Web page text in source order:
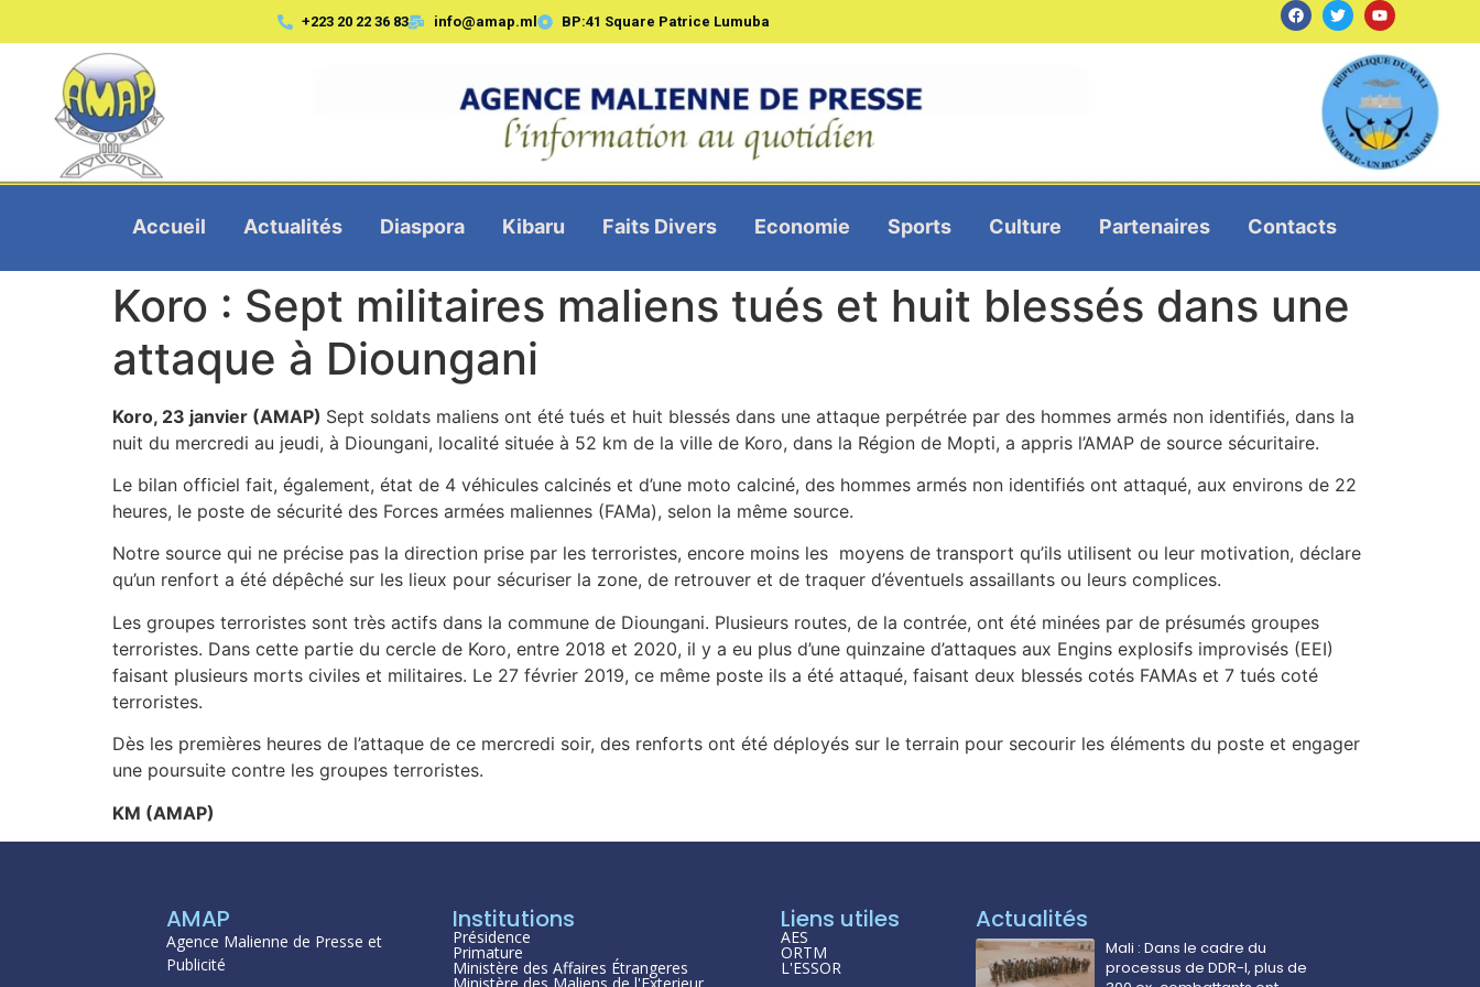
+223 20 22 36 83 info@amap.ml BP:41 Square Patrice Lumuba
Accueil Actualités Diaspora Kibaru Faits Divers Economie Sports Culture Partenaires Contacts
Koro : Sept militaires maliens tués et huit blessés dans une
attaque à Dioungani
Koro, 23 janvier (AMAP) Sept soldats maliens ont été tués et huit blessés dans une attaque perpétrée par des hommes armés non identifiés, dans la
nuit du mercredi au jeudi, à Dioungani, localité située à 52 km de la ville de Koro, dans la Région de Mopti, a appris l’AMAP de source sécuritaire.
Le bilan officiel fait, également, état de 4 véhicules calcinés et d’une moto calciné, des hommes armés non identifiés ont attaqué, aux environs de 22
heures, le poste de sécurité des Forces armées maliennes (FAMa), selon la même source.
Notre source qui ne précise pas la direction prise par les terroristes, encore moins les moyens de transport qu’ils utilisent ou leur motivation, déclare
qu’un renfort a été dépêché sur les lieux pour sécuriser la zone, de retrouver et de traquer d’éventuels assaillants ou leurs complices.
Les groupes terroristes sont très actifs dans la commune de Dioungani. Plusieurs routes, de la contrée, ont été minées par de présumés groupes
terroristes. Dans cette partie du cercle de Koro, entre 2018 et 2020, il y a eu plus d’une quinzaine d’attaques aux Engins explosifs improvisés (EEI)
faisant plusieurs morts civiles et militaires. Le 27 février 2019, ce même poste ils a été attaqué, faisant deux blessés cotés FAMAs et 7 tués coté
terroristes.
Dès les premières heures de l’attaque de ce mercredi soir, des renforts ont été déployés sur le terrain pour secourir les éléments du poste et engager
une poursuite contre les groupes terroristes.
KM (AMAP)
AMAP
Agence Malienne de Presse et
Publicité
Institutions
Présidence
Primature
Ministère des Affaires Étrangeres
Liens utiles
AES
ORTM
L'ESSOR
Actualités
Mali : Dans le cadre du
processus de DDR-I, plus de